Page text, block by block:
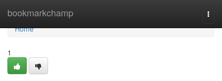
bookmarkchamp
Home
Home
1